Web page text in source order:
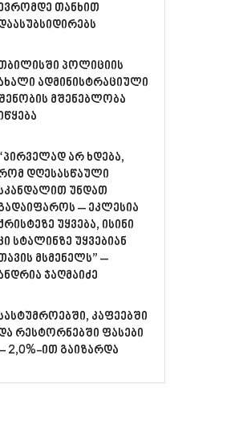
თანხით
პოლიციის
ადმინისტრაციული
მშენებლობა
არ ხდება,
დღესასწაული
უნდათ
– ეკლესია
უყვება, ისინი
სტალინზე უყვებიან
მსმენელს” –
ჯაღმაიძე
კაფეებში
რესტორნებში ფასები
2,0%-ით გაიზარდა